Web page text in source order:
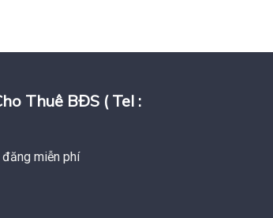
Thuê BĐS ( Tel :
miễn phí